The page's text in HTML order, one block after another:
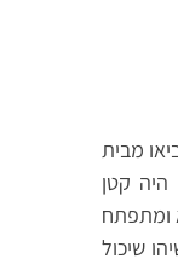
מבית
היה קטן
ומתפתח
שיכול